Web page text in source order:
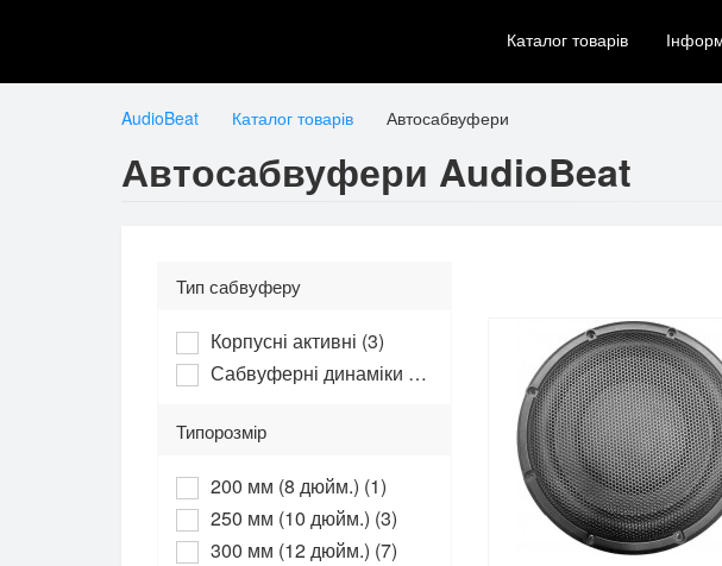
Інформація Про компанію
AudioBeat Каталог товарів Автосабвуфери
Автосабвуфери AudioBeat
Тип сабвуферу
Корпусні активні (3)
Сабвуферні динаміки (11)
Типорозмір
200 мм (8 дюйм.) (1)
250 мм (10 дюйм.) (3)
300 мм (12 дюйм.) (7)